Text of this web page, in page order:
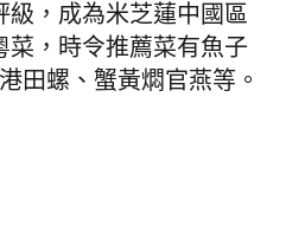
級，成為米芝蓮中國區
菜，時令推薦菜有魚子
田螺、蟹黃燜官燕等。